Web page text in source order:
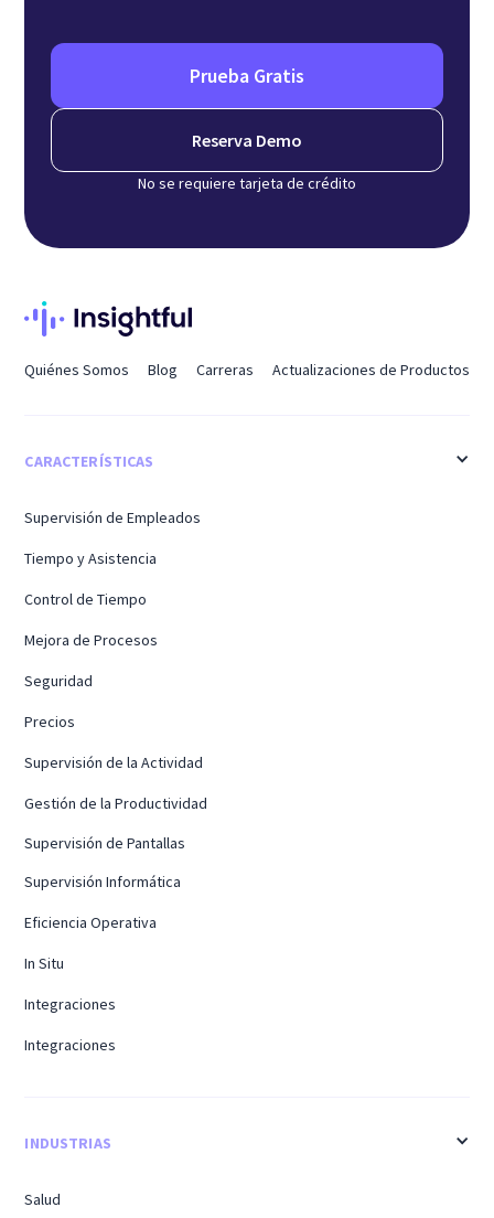
Prueba Gratis
Reserva Demo
No se requiere tarjeta de crédito
Quiénes Somos Blog Carreras Actualizaciones de Productos
CARACTERÍSTICAS
Supervisión de Empleados
Tiempo y Asistencia
Control de Tiempo
Mejora de Procesos
Seguridad
Precios
Supervisión de la Actividad
Gestión de la Productividad
Supervisión de Pantallas
Supervisión Informática
Eficiencia Operativa
In Situ
Integraciones
Integraciones
INDUSTRIAS
Salud